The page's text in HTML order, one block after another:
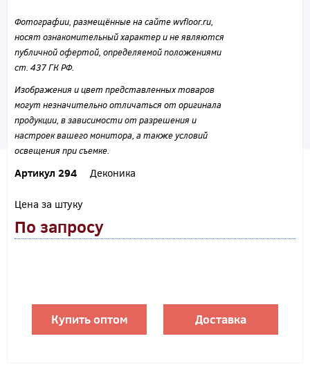
Фотографии, размещённые на сайте wvfloor.ru,
носят ознакомительный характер и не являются
публичной офертой, определяемой положениями
ст. 437 ГК РФ.
Изображения и цвет представленных товаров
могут незначительно отличаться от оригинала
продукции, в зависимости от разрешения и
настроек вашего монитора, а также условий
освещения при съемке.
Артикул 294 Деконика
Цена за штуку
По запросу
Купить оптом Доставка